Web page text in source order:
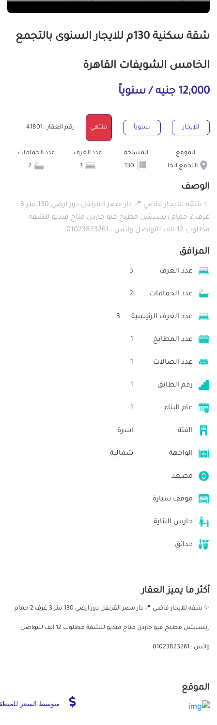
شقة سكنية 130م للايجار السنوى بالتجمع
الخامس الشويفات القاهرة
12,000 جنيه / سنوياً
للإيجار سنوياً منتهي رقم العقار : 41801
الموقع
التجمع الخامس الشويفات
المساحة
عدد الغرف
عدد الحمامات
الوصف
✨ شقه للايجار فاضي 📍 دار مصر القرنفل دور ارضي 130 متر 3
غرف 2 حمام ريسبشن مطبخ فيو جاردن متاح فيديو للشقة
مطلوب 12 الف للتواصل واتس : 01023823261
المرافق
عدد الغرف 3
عدد الحمامات 2
عدد الغرف الرئيسية 3
عدد المطابخ 1
عدد الصالات 1
رقم الطابق 1
عام البناء 1
الفئة أسرة
الواجهة شمالية
مصعد
موقف سيارة
حارس البناية
حدائق
أكثر ما يميز العقار
✨ شقه للايجار فاضي 📍 دار مصر القرنفل دور ارضي 130 متر 3 غرف 2 حمام
ريسبشن مطبخ فيو جاردن متاح فيديو للشقة مطلوب 12 الف للتواصل
واتس : 01023823261
الموقع
متوسط السعر